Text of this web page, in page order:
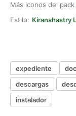
Más iconos del pack
Estilo: Kiranshastry
expediente
descargas
instalador